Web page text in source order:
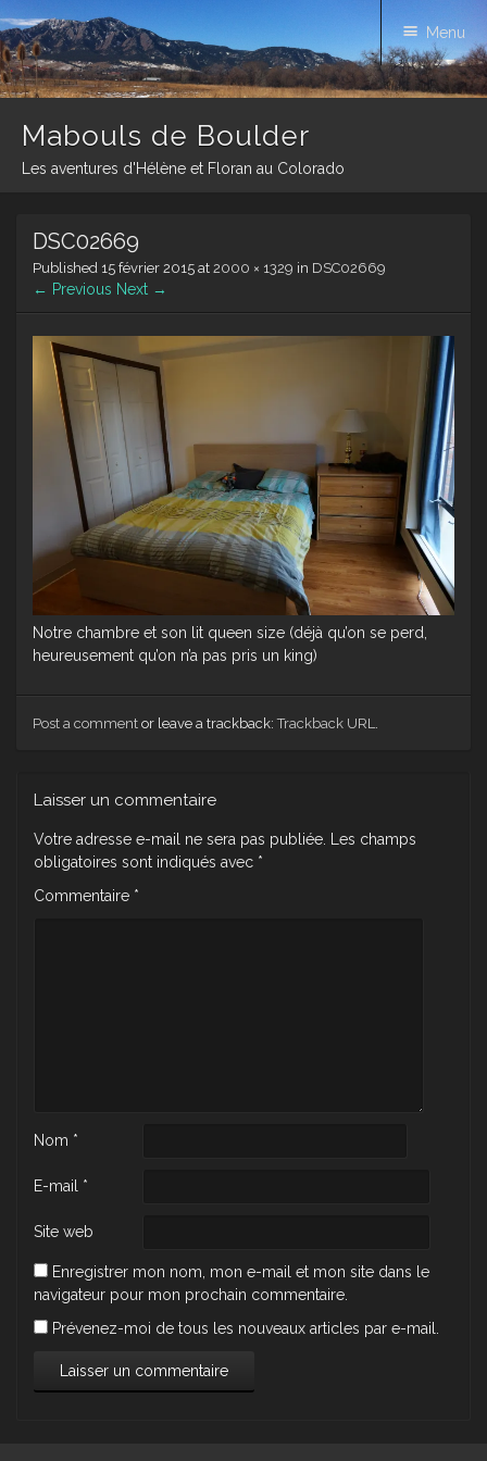
Mabouls de Boulder
Les aventures d'Hélène et Floran au Colorado
Menu
content
DSC02669
Published 15 février 2015 at 2000 × 1329 in DSC02669
← Previous Next →
Notre chambre et son lit queen size (déjà qu’on se perd,
heureusement qu’on n’a pas pris un king)
Post a comment or leave a trackback:Trackback URL.
Laisser un commentaire
Votre adresse e-mail ne sera pas publiée. Les champs
obligatoires sont indiqués avec *
Commentaire *
Nom *
E-mail *
Site web
Enregistrer mon nom, mon e-mail et mon site dans le
navigateur pour mon prochain commentaire.
Prévenez-moi de tous les nouveaux articles par e-mail.